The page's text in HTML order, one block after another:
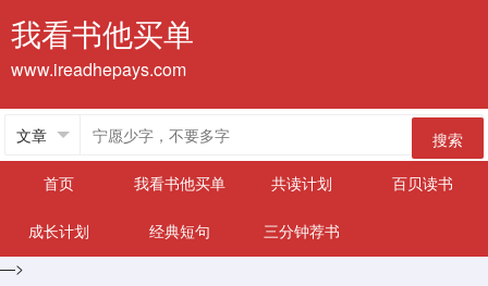
我看书他买单
www.ireadhepays.com
搜索
首页
我看书他买单 共读计划 百贝读书
成长计划 经典短句
三分钟荐书
—>